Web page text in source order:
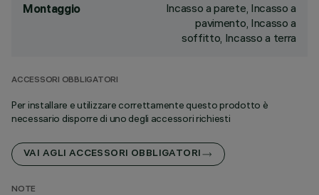
Montaggio
Incasso a parete, Incasso a
pavimento, Incasso a
soffitto, Incasso a terra
ACCESSORI OBBLIGATORI
Per installare e utilizzare correttamente questo prodotto è
necessario disporre di uno degli accessori richiesti
VAI AGLI ACCESSORI OBBLIGATORI
NOTE